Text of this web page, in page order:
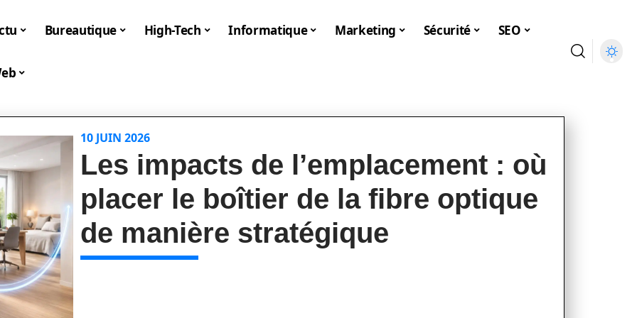
Bureautique High-Tech Informatique Marketing Sécurité SEO
10 JUIN 2026
Les impacts de l’emplacement : où
placer le boîtier de la fibre optique
de manière stratégique